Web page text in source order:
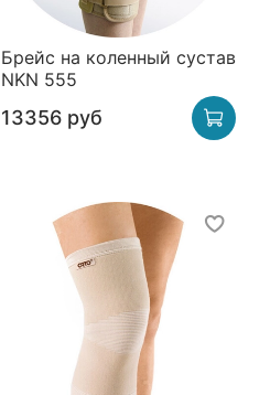
Брейс на коленный сустав
NKN 555
13356 руб